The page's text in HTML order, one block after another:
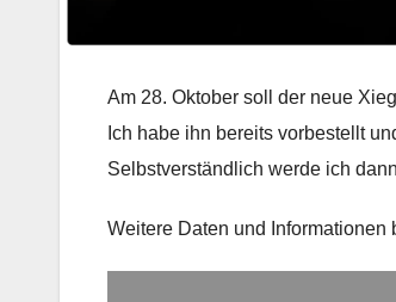
Am 28. Oktober soll der neue
Ich habe ihn bereits vorbestellt
Selbstverständlich werde ich
Weitere Daten und Informationen